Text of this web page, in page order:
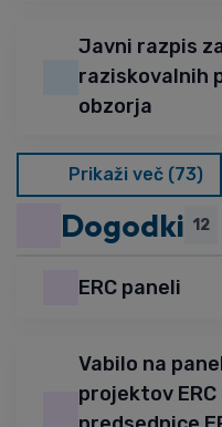
Javni razpis
raziskovalnih
obzorja
Prikaži več (73)
Dogodki 12
ERC paneli
Vabilo na
projektov